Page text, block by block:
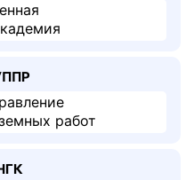
работ